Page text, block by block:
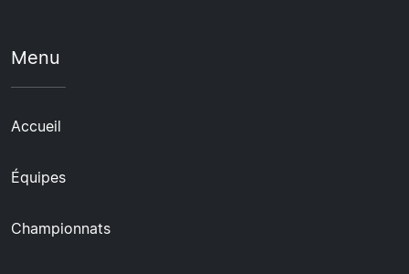
Menu
Accueil
Équipes
Championnats